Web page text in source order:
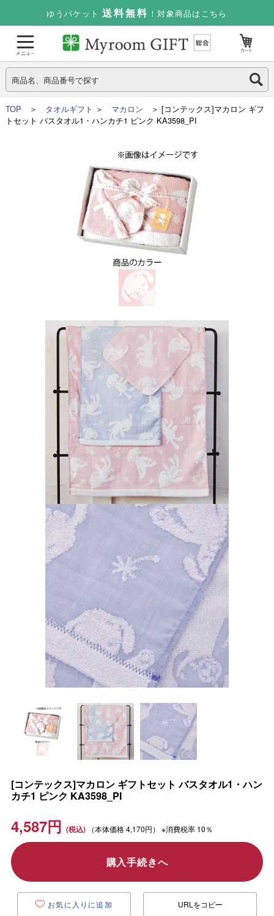
ゆうパケット 送料無料 ！対象商品はこちら
TOP ＞ タオルギフト ＞ マカロン ＞ [コンテックス]マカロン ギフ
トセット バスタオル1・ハンカチ1 ピンク KA3598_PI
[コンテックス]マカロン ギフトセット バスタオル1・ハン
カチ1 ピンク KA3598_PI
4,587円 （本体価格4,170円） ※消費税率 10％
購入手続きへ
お気に入りに追加 URLをコピー